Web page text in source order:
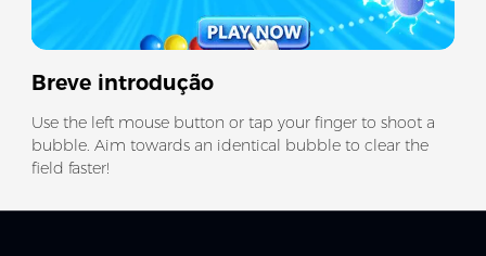
Breve introdução
Use the left mouse button or tap your finger to shoot a
bubble. Aim towards an identical bubble to clear the
field faster!